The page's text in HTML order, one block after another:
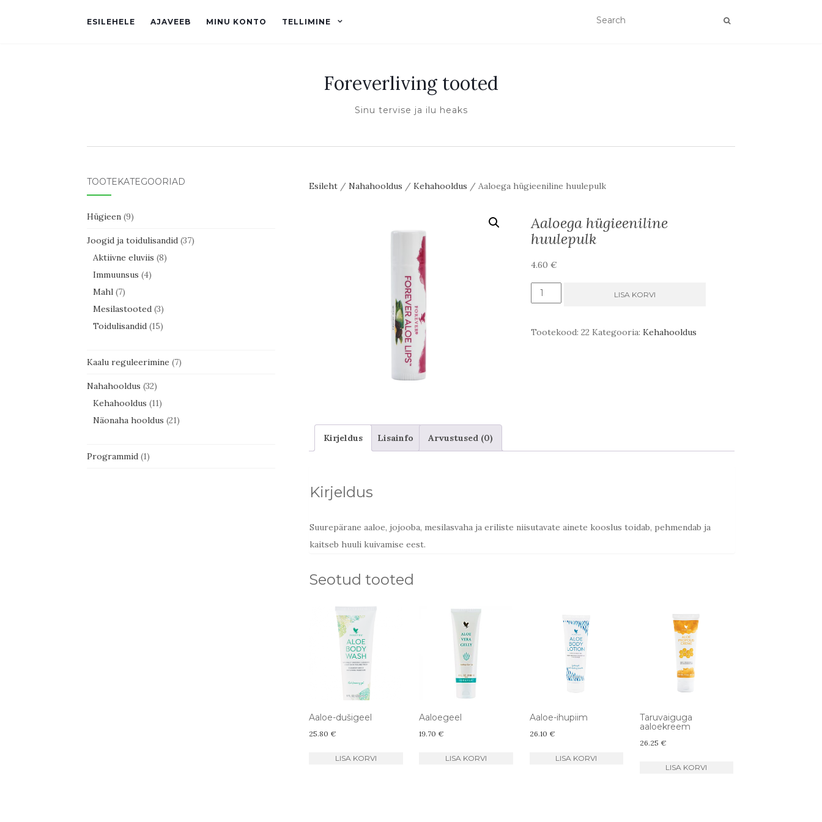
ESILEHELE AJAVEEB MINU KONTO TELLIMINE
Foreverliving tooted
Sinu tervise ja ilu heaks
Esileht /Nahahooldus /Kehahooldus / Aaloega hügieeniline huulepulk
Aaloega hügieeniline
huulepulk
4.60 €
Aaloega
LISA KORVI
Tootekood: 22 Kategooria: Kehahooldus
Kirjeldus Lisainfo Arvustused (0)
Kirjeldus
Suurepärane aaloe, jojooba, mesilasvaha ja eriliste niisutavate ainete kooslus toidab, pehmendab ja
kaitseb huuli kuivamise eest.
Seotud tooted
Aaloe-dušigeel
25.80 €
LISA KORVI
Aaloegeel
19.70 €
LISA KORVI
Aaloe-ihupiim
26.10 €
LISA KORVI
Taruvaiguga
aaloekreem
26.25 €
LISA KORVI
TOOTEKATEGOORIAD
Hügieen (9)
Joogid ja toidulisandid (37)
Aktiivne eluviis (8)
Immuunsus (4)
Mahl (7)
Mesilastooted (3)
Toidulisandid (15)
Kaalu reguleerimine (7)
Nahahooldus (32)
Kehahooldus (11)
Näonaha hooldus (21)
Programmid (1)